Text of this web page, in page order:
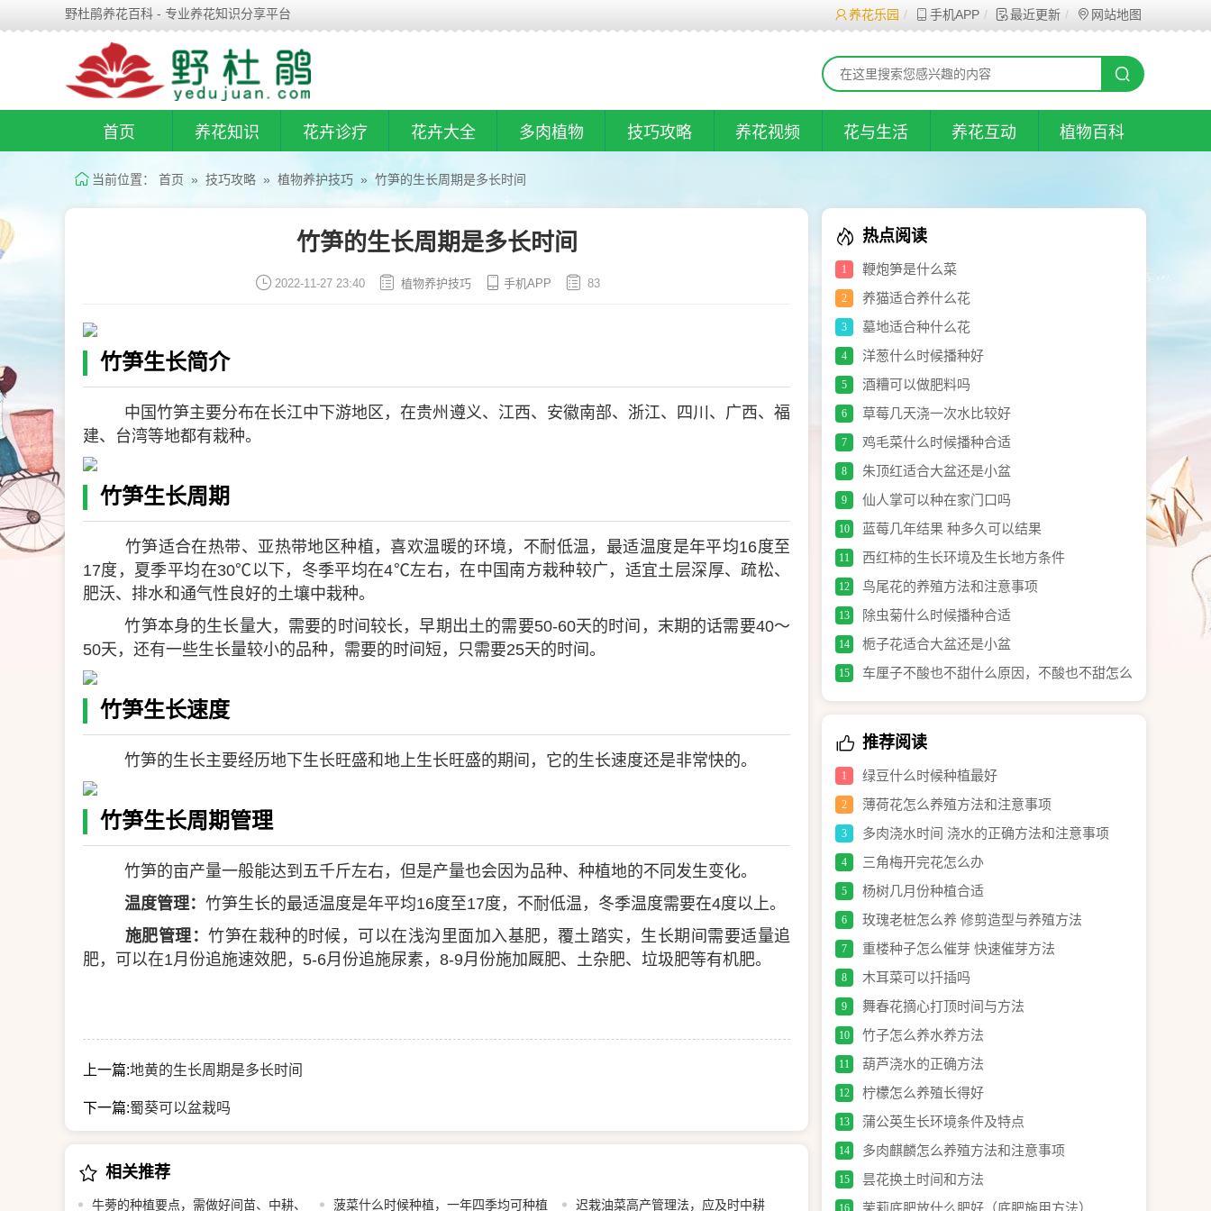
野杜鹃养花百科 - 专业养花知识分享平台 养花乐园 手机APP 最近更新 网站地图
首页 养花知识 花卉诊疗 花卉大全 多肉植物 技巧攻略 养花视频 花与生活 养花互动 植物百科
当前位置： 首页 » 技巧攻略 » 植物养护技巧 » 竹笋的生长周期是多长时间
竹笋的生长周期是多长时间
2022-11-27 23:40 植物养护技巧 手机APP 83
竹笋生长简介
中国竹笋主要分布在长江中下游地区，在贵州遵义、江西、安徽南部、浙江、四川、广西、福
建、台湾等地都有栽种。
竹笋生长周期
竹笋适合在热带、亚热带地区种植，喜欢温暖的环境，不耐低温，最适温度是年平均16度至
17度，夏季平均在30℃以下，冬季平均在4℃左右，在中国南方栽种较广，适宜土层深厚、疏松、
肥沃、排水和通气性良好的土壤中栽种。
竹笋本身的生长量大，需要的时间较长，早期出土的需要50-60天的时间，末期的话需要40～
50天，还有一些生长量较小的品种，需要的时间短，只需要25天的时间。
竹笋生长速度
竹笋的生长主要经历地下生长旺盛和地上生长旺盛的期间，它的生长速度还是非常快的。
竹笋生长周期管理
竹笋的亩产量一般能达到五千斤左右，但是产量也会因为品种、种植地的不同发生变化。
温度管理： 竹笋生长的最适温度是年平均16度至17度，不耐低温，冬季温度需要在4度以上。
施肥管理：竹笋在栽种的时候，可以在浅沟里面加入基肥，覆土踏实，生长期间需要适量追
肥，可以在1月份追施速效肥，5-6月份追施尿素，8-9月份施加厩肥、土杂肥、垃圾肥等有机肥。
上一篇:地黄的生长周期是多长时间
下一篇:蜀葵可以盆栽吗
相关推荐
牛蒡的种植要点，需做好间苗、中耕、 菠菜什么时候种植，一年四季均可种植 迟栽油菜高产管理法，应及时中耕
热点阅读
1 鞭炮笋是什么菜
2 养猫适合养什么花
3 墓地适合种什么花
4 洋葱什么时候播种好
5 酒糟可以做肥料吗
6 草莓几天浇一次水比较好
7 鸡毛菜什么时候播种合适
8 朱顶红适合大盆还是小盆
9 仙人掌可以种在家门口吗
10 蓝莓几年结果 种多久可以结果
11 西红柿的生长环境及生长地方条件
12 鸟尾花的养殖方法和注意事项
13 除虫菊什么时候播种合适
14 栀子花适合大盆还是小盆
15
车厘子不酸也不甜什么原因，不酸也不甜怎么
办
推荐阅读
1 绿豆什么时候种植最好
2 薄荷花怎么养殖方法和注意事项
3 多肉浇水时间 浇水的正确方法和注意事项
4 三角梅开完花怎么办
5 杨树几月份种植合适
6 玫瑰老桩怎么养 修剪造型与养殖方法
7 重楼种子怎么催芽 快速催芽方法
8 木耳菜可以扦插吗
9 舞春花摘心打顶时间与方法
10 竹子怎么养水养方法
11 葫芦浇水的正确方法
12 柠檬怎么养殖长得好
13 蒲公英生长环境条件及特点
14 多肉麒麟怎么养殖方法和注意事项
15 昙花换土时间和方法
16 茉莉底肥放什么肥好（底肥施用方法）